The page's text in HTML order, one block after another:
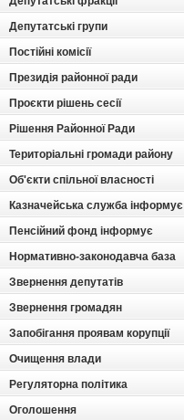
Депутатські групи
Постійні комісії
Президія районної ради
Проєкти рішень сесії
Рішення Районної Ради
Територіальні громади району
Об'єкти спільної власності
Казначейська служба інформує
Пенсійний фонд інформує
Нормативно-законодавча база
Звернення депутатів
Звернення громадян
Запобігання проявам корупції
Очищення влади
Регуляторна політика
Оголошення